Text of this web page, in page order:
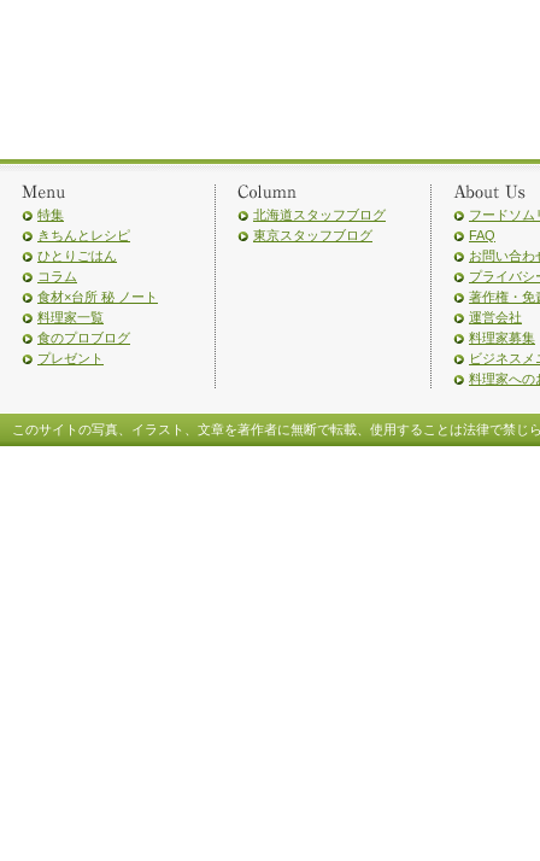
特集
きちんとレシピ
ひとりごはん
コラム
食材×台所 秘 ノート
料理家一覧
食のプロブログ
プレゼント
北海道スタッフブログ
東京スタッフブログ
フードソム
FAQ
お問い合わ
プライバシ
著作権・免
運営会社
料理家募集
ビジネスメ
料理家への
このサイトの写真、イラスト、文章を著作者に無断で転載、使用することは法律で禁じ